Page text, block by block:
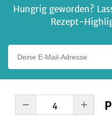
Hungrig geworden?
Rezept-